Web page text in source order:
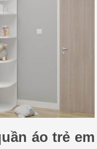
áo trẻ em